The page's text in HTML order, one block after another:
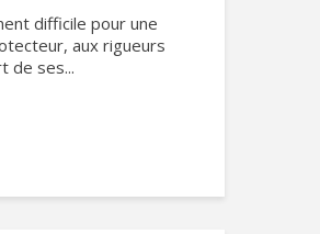
difficile pour une
aux rigueurs
de ses...